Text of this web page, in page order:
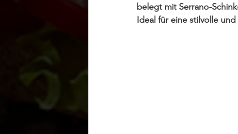
belegt mit Serrano-
Ideal für eine stilvolle